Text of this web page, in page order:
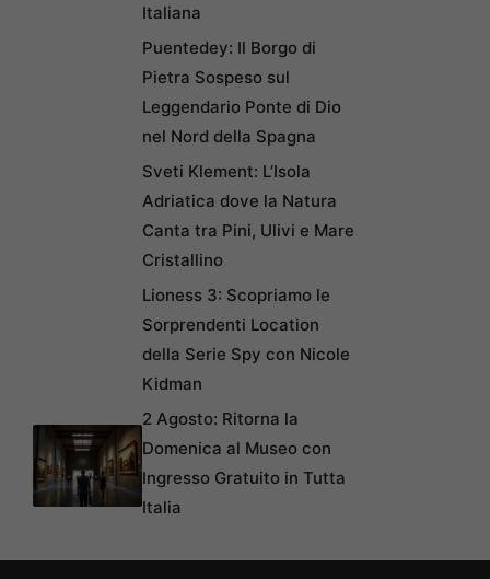
Italiana
Puentedey: Il Borgo di
Pietra Sospeso sul
Leggendario Ponte di Dio
nel Nord della Spagna
Sveti Klement: L’Isola
Adriatica dove la Natura
Canta tra Pini, Ulivi e Mare
Cristallino
Lioness 3: Scopriamo le
Sorprendenti Location
della Serie Spy con Nicole
Kidman
2 Agosto: Ritorna la
Domenica al Museo con
Ingresso Gratuito in Tutta
Italia